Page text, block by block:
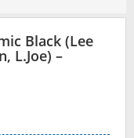
Black (Lee
L.Joe) –